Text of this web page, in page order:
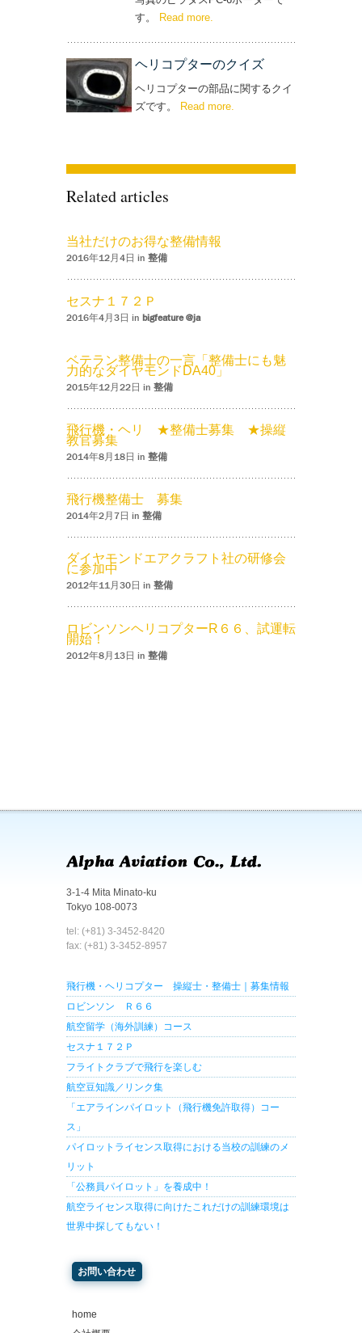
す。
Read more– ‘ピラタス・ポーターを組み立
.
ヘリコプターのクイズ
ヘリコプターの部品に関するクイ
ズです。 Read more
Related articles
当社だけのお得な整備情報
2016年12月4日 in 整備
セスナ１７２Ｐ
2016年4月3日 in bigfeature @ja
ベテラン整備士の一言「整備士にも魅
力的なダイヤモンドDA40」
2015年12月22日 in 整備
飛行機・ヘリ ★整備士募集 ★操縦
教官募集
2014年8月18日 in 整備
飛行機整備士 募集
2014年2月7日 in 整備
ダイヤモンドエアクラフト社の研修会
に参加中
2012年11月30日 in 整備
ロビンソンヘリコプターR６６、試運転
開始！
2012年8月13日 in 整備
3-1-4 Mita Minato-ku
Tokyo 108-0073
tel: (+81) 3-3452-8420
fax: (+81) 3-3452-8957
飛行機・ヘリコプター 操縦士・整備士｜募集情報
ロビンソン Ｒ６６
航空留学（海外訓練）コース
セスナ１７２Ｐ
フライトクラブで飛行を楽しむ
航空豆知識／リンク集
「エアラインパイロット（飛行機免許取得）コー
ス」
パイロットライセンス取得における当校の訓練のメ
リット
「公務員パイロット」を養成中！
航空ライセンス取得に向けたこれだけの訓練環境は
世界中探してもない！
お問い合わせ
home